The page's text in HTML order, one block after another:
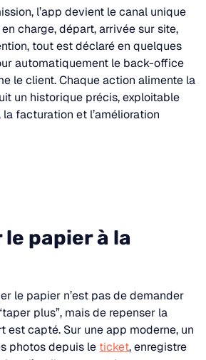
l’app devient le canal unique
charge, départ, arrivée sur site,
tout est déclaré en quelques
automatiquement le back-office
le client. Chaque action alimente la
un historique précis, exploitable
la facturation et l’amélioration
papier à la
le papier n’est pas de demander
plus”, mais de repenser la
est capté. Sur une app moderne, un
photos depuis le ticket, enregistre